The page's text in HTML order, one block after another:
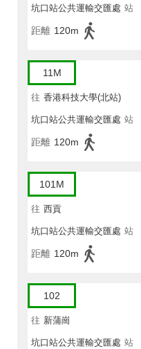
坑口站公共運輸交匯處 站
距離 120m
11M
往 香港科技大學(北站)
坑口站公共運輸交匯處 站
距離 120m
101M
往 西貢
坑口站公共運輸交匯處 站
距離 120m
102
往 新蒲崗
坑口站公共運輸交匯處 站